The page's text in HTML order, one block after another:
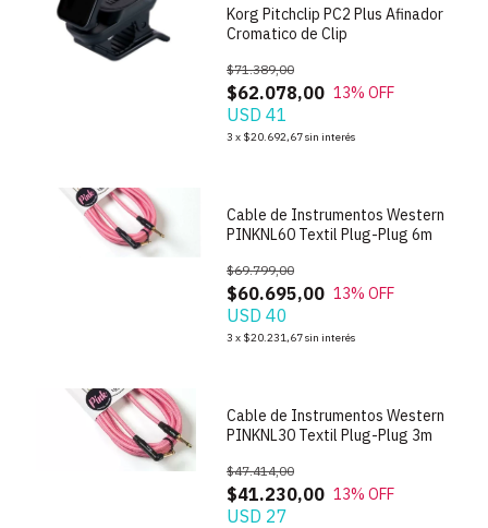
Korg Pitchclip PC2 Plus Afinador
Cromatico de Clip
$62.078,00
$71.389,00
13% OFF
USD 41
3 x $20.692,67sin interés
Cable de Instrumentos Western
PINKNL60 Textil Plug-Plug 6m
$60.695,00
$69.799,00
13% OFF
USD 40
3 x $20.231,67sin interés
Cable de Instrumentos Western
PINKNL30 Textil Plug-Plug 3m
$41.230,00
$47.414,00
13% OFF
USD 27